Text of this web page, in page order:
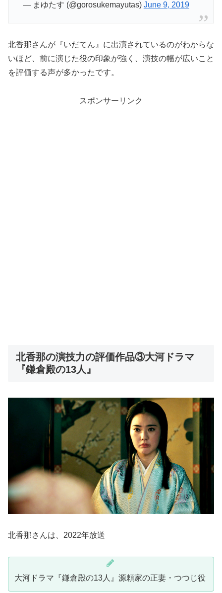
— まゆたす (@gorosukemayutas) June 9, 2019
北香那さんが『いだてん』に出演されているのがわからな
いほど、前に演じた役の印象が強く、演技の幅が広いこと
を評価する声が多かったです。
スポンサーリンク
北香那の演技力の評価作品③大河ドラマ
『鎌倉殿の13人』
北香那さんは、2022年放送
大河ドラマ『鎌倉殿の13人』源頼家の正妻・つつじ役